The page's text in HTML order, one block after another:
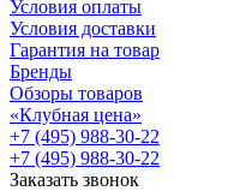
Условия оплаты
Условия доставки
Гарантия на товар
Бренды
Обзоры товаров
«Клубная цена»
+7 (495) 988-30-22
+7 (495) 988-30-22
Заказать звонок